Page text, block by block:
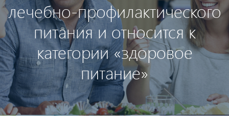
лечебно-профилактического
питания и относится к
категории «здоровое
питание»